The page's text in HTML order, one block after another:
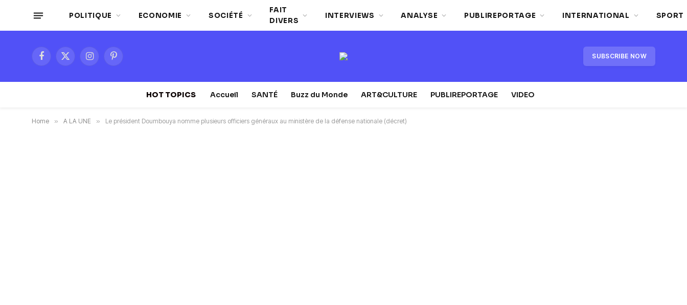
POLITIQUE ECONOMIE SOCIÉTÉ
FAIT
DIVERS
INTERVIEWS ANALYSE PUBLIREPORTAGE INTERNATIONAL SPORT
Facebook
X
InstagramPinterest SUBSCRIBE NOW
HOT TOPICS Accueil SANTÉ Buzz du Monde ART&CULTURE PUBLIREPORTAGE VIDEO
Home » A LA UNE » Le président Doumbouya nomme plusieurs officiers généraux au ministère de la défense nationale (décret)